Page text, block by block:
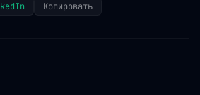
Копировать